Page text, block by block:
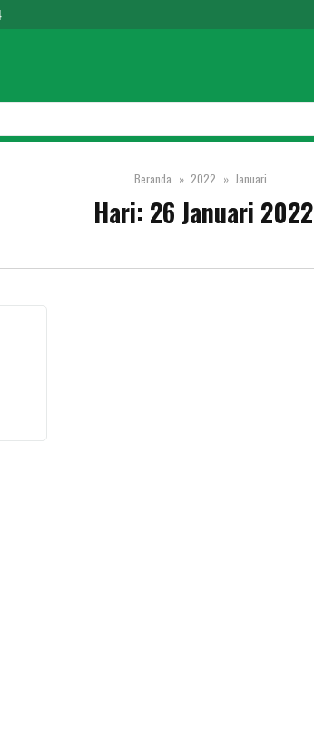
Beranda 2022 Januari
Hari: 26 Januari 2022